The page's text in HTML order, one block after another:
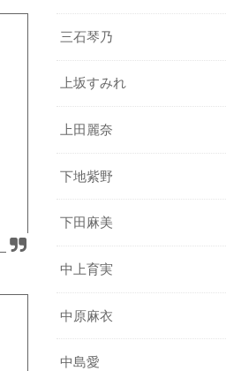
三石琴乃
上坂すみれ
上田麗奈
下地紫野
下田麻美
中上育実
中原麻衣
中島愛